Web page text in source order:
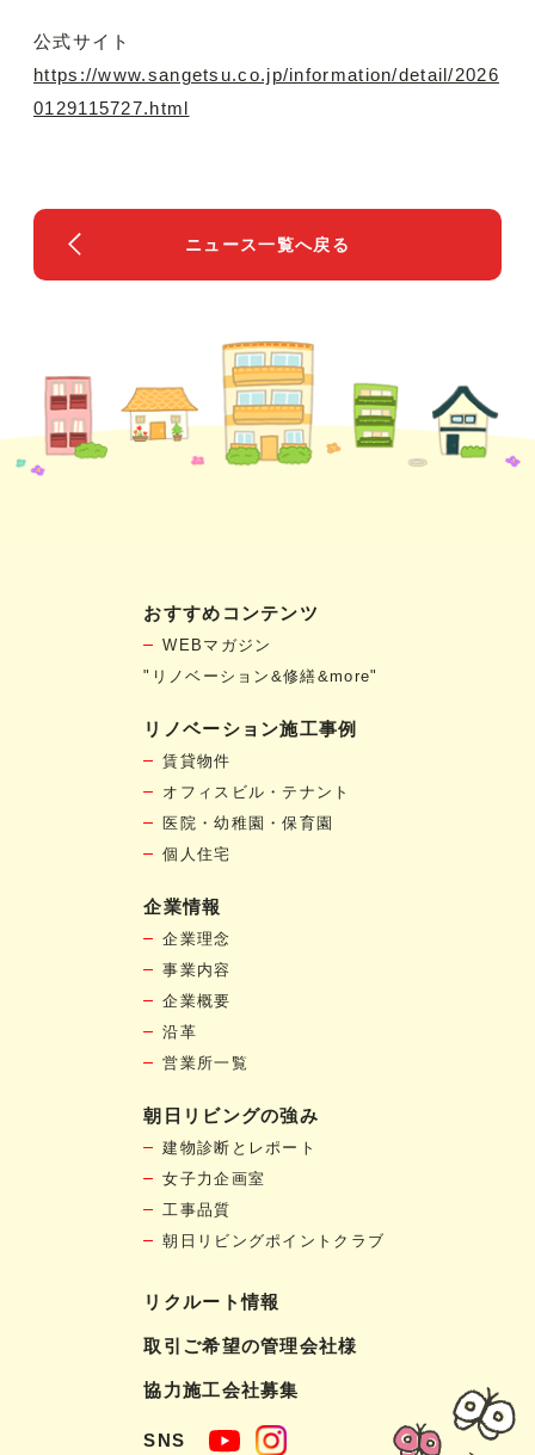
公式サイト
https://www.sangetsu.co.jp/information/detail/2026
0129115727.html
ニュース一覧へ戻る
おすすめコンテンツ
WEBマガジン
"リノベーション&修繕&more"
リノベーション施工事例
賃貸物件
オフィスビル・テナント
医院・幼稚園・保育園
個人住宅
企業情報
企業理念
事業内容
企業概要
沿革
営業所一覧
朝日リビングの強み
建物診断とレポート
女子力企画室
工事品質
朝日リビングポイントクラブ
リクルート情報
取引ご希望の管理会社様
協力施工会社募集
SNS